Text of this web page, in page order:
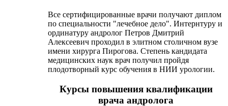
Все сертифицированные врачи получают диплом
по специальности "лечебное дело". Интернтуру и
ординатуру андролог Петров Дмитрий
Алексеевич проходил в элитном столичном вузе
имени хирурга Пирогова. Степень кандидата
медицинских наук врач получил пройдя
плодотворный курс обучения в НИИ урологии.
Курсы повышения квалификации
врача андролога